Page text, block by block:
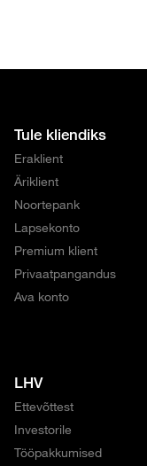
Tule kliendiks
Eraklient
Äriklient
Noortepank
Lapsekonto
Premium klient
Privaatpangandus
Ava konto
LHV
Ettevõttest
Investorile
Tööpakkumised